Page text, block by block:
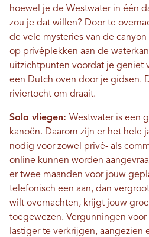
hoewel je de Westwater in één
zou je dat willen? Door te
de vele mysteries van de
op privéplekken aan de
uitzichtpunten voordat je geniet
een Dutch oven door je gidsen.
riviertocht om draait.
Solo vliegen: Westwater is een
kanoën. Daarom zijn er het hele
nodig voor zowel privé- als
online kunnen worden
er twee maanden voor jouw
telefonisch een aan, dan
wilt overnachten, krijgt jouw
toegewezen. Vergunningen voor
lastiger te verkrijgen, aangezien